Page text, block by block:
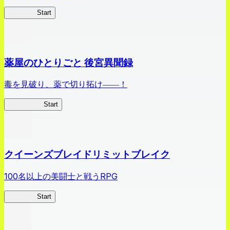
Start
薬屋のひとりごと 後宮異聞録
毒を見破り、薬で切り拓け――！
Start
クイーンズブレイドリミットブレイク
100名以上の美闘士と戦うRPG
Start